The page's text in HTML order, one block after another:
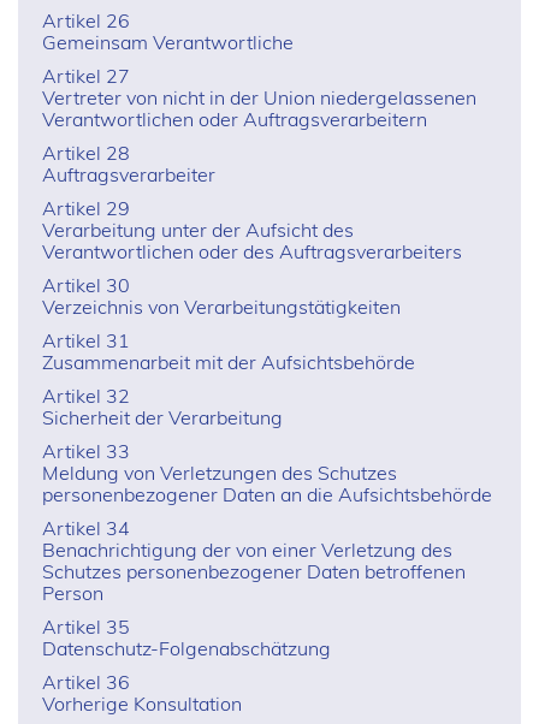
Artikel 26
Gemeinsam Verantwortliche
Artikel 27
Vertreter von nicht in der Union niedergelassenen
Verantwortlichen oder Auftragsverarbeitern
Artikel 28
Auftragsverarbeiter
Artikel 29
Verarbeitung unter der Aufsicht des
Verantwortlichen oder des Auftragsverarbeiters
Artikel 30
Verzeichnis von Verarbeitungstätigkeiten
Artikel 31
Zusammenarbeit mit der Aufsichtsbehörde
Artikel 32
Sicherheit der Verarbeitung
Artikel 33
Meldung von Verletzungen des Schutzes
personenbezogener Daten an die Aufsichtsbehörde
Artikel 34
Benachrichtigung der von einer Verletzung des
Schutzes personenbezogener Daten betroffenen
Person
Artikel 35
Datenschutz-Folgenabschätzung
Artikel 36
Vorherige Konsultation